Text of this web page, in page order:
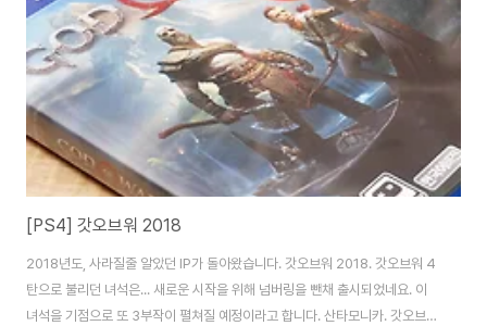
하신다는 분들도.. ㅎ 게임은 한 사건을 해결하기 위해 등장한 코너의 이야기로
시작합니다. ..
[PS4] 갓오브워 2018
2018년도, 사라질줄 알았던 IP가 돌아왔습니다. 갓오브워 2018. 갓오브워 4
탄으로 불리던 녀석은... 새로운 시작을 위해 넘버링을 뺀채 출시되었네요. 이
녀석을 기점으로 또 3부작이 펼쳐질 예정이라고 합니다. 산타모니카. 갓오브워